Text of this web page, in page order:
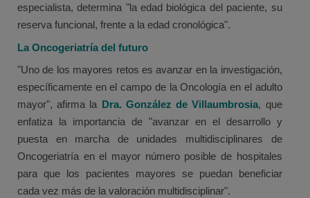
especialista, determina "la edad biológica del paciente, su
reserva funcional, frente a la edad cronológica".
La Oncogeriatría del futuro
"Uno de los mayores retos es avanzar en la investigación,
específicamente en el campo de la Oncología en el adulto
mayor", afirma la Dra. González de Villaumbrosia, que
enfatiza la importancia de "avanzar en el desarrollo y
puesta en marcha de unidades multidisciplinares de
Oncogeriatría en el mayor número posible de hospitales
para que los pacientes mayores se puedan beneficiar
cada vez más de la valoración multidisciplinar".